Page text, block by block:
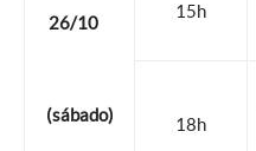
26/10
(sábado)
15h
18h